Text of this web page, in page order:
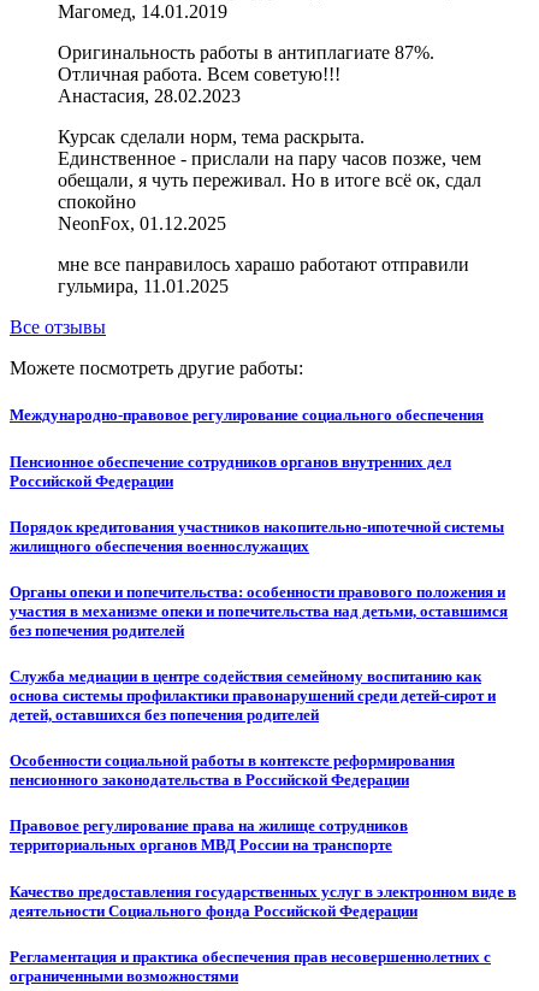
Магомед, 14.01.2019
Оригинальность работы в антиплагиате 87%.
Отличная работа. Всем советую!!!
Анастасия, 28.02.2023
Курсак сделали норм, тема раскрыта.
Единственное - прислали на пару часов позже, чем
обещали, я чуть переживал. Но в итоге всё ок, сдал
спокойно
NeonFox, 01.12.2025
мне все панравилось харашо работают отправили
гульмира, 11.01.2025
Все отзывы
Можете посмотреть другие работы:
Международно-правовое регулирование социального обеспечения
Пенсионное обеспечение сотрудников органов внутренних дел
Российской Федерации
Порядок кредитования участников накопительно-ипотечной системы
жилищного обеспечения военнослужащих
Органы опеки и попечительства: особенности правового положения и
участия в механизме опеки и попечительства над детьми, оставшимся
без попечения родителей
Служба медиации в центре содействия семейному воспитанию как
основа системы профилактики правонарушений среди детей-сирот и
детей, оставшихся без попечения родителей
Особенности социальной работы в контексте реформирования
пенсионного законодательства в Российской Федерации
Правовое регулирование права на жилище сотрудников
территориальных органов МВД России на транспорте
Качество предоставления государственных услуг в электронном виде в
деятельности Социального фонда Российской Федерации
Регламентация и практика обеспечения прав несовершеннолетних с
ограниченными возможностями